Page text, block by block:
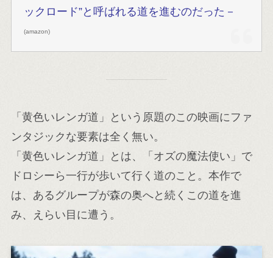
ックロード”と呼ばれる道を進むのだった－
(amazon)
「黄色いレンガ道」という原題のこの映画にファ
ンタジックな要素は全く無い。
「黄色いレンガ道」とは、「オズの魔法使い」で
ドロシーら一行が歩いて行く道のこと。本作で
は、あるグループが森の奥へと続くこの道を進
み、えらい目に遭う。